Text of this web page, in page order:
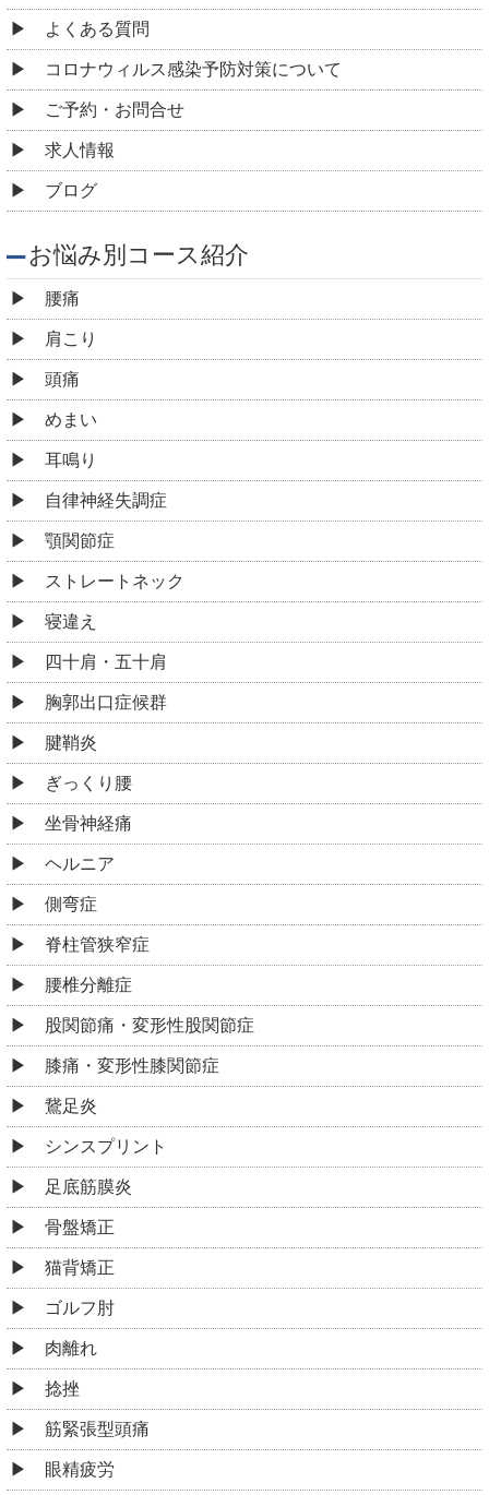
よくある質問
コロナウィルス感染予防対策について
ご予約・お問合せ
求人情報
ブログ
お悩み別コース紹介
腰痛
肩こり
頭痛
めまい
耳鳴り
自律神経失調症
顎関節症
ストレートネック
寝違え
四十肩・五十肩
胸郭出口症候群
腱鞘炎
ぎっくり腰
坐骨神経痛
ヘルニア
側弯症
脊柱管狭窄症
腰椎分離症
股関節痛・変形性股関節症
膝痛・変形性膝関節症
鵞足炎
シンスプリント
足底筋膜炎
骨盤矯正
猫背矯正
ゴルフ肘
肉離れ
捻挫
筋緊張型頭痛
眼精疲労